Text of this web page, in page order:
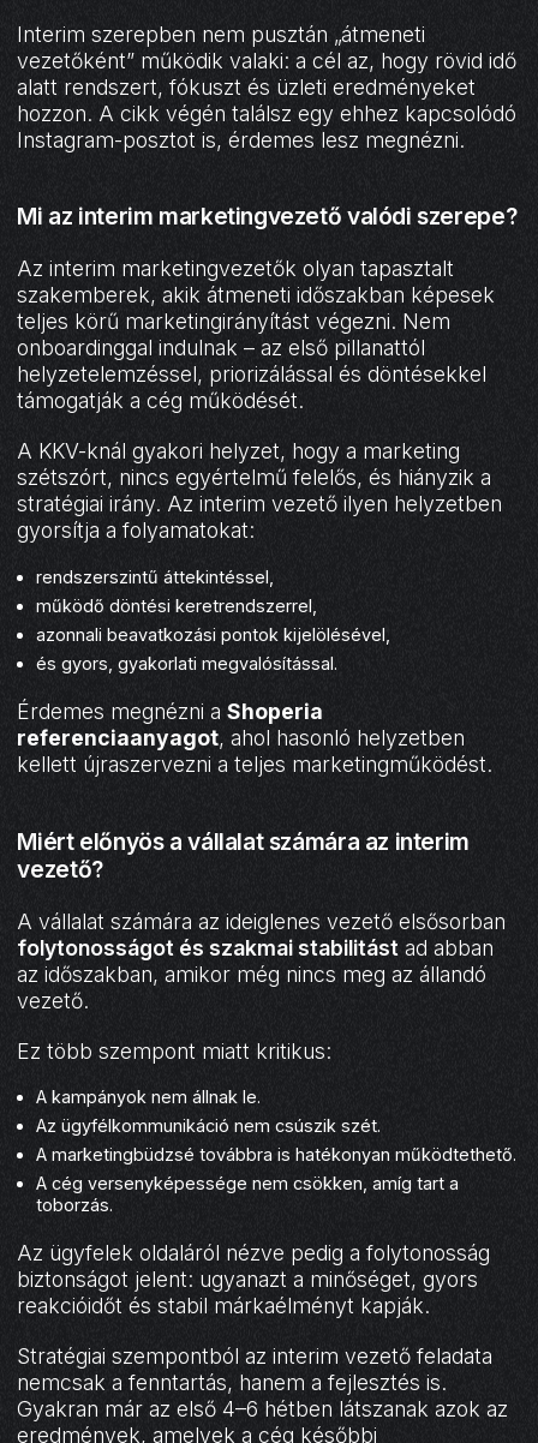
Interim szerepben nem pusztán „átmeneti
vezetőként” működik valaki: a cél az, hogy rövid idő
alatt rendszert, fókuszt és üzleti eredményeket
hozzon. A cikk végén találsz egy ehhez kapcsolódó
Instagram-posztot is, érdemes lesz megnézni.
Mi az interim marketingvezető valódi szerepe?
Az interim marketingvezetők olyan tapasztalt
szakemberek, akik átmeneti időszakban képesek
teljes körű marketingirányítást végezni. Nem
onboardinggal indulnak – az első pillanattól
helyzetelemzéssel, priorizálással és döntésekkel
támogatják a cég működését.
A KKV-knál gyakori helyzet, hogy a marketing
szétszórt, nincs egyértelmű felelős, és hiányzik a
stratégiai irány. Az interim vezető ilyen helyzetben
gyorsítja a folyamatokat:
rendszerszintű áttekintéssel,
működő döntési keretrendszerrel,
azonnali beavatkozási pontok kijelölésével,
és gyors, gyakorlati megvalósítással.
Érdemes megnézni aShoperia
referenciaanyagot, ahol hasonló helyzetben
kellett újraszervezni a teljes marketingműködést.
Miért előnyös a vállalat számára az interim
vezető?
A vállalat számára az ideiglenes vezető elsősorban
folytonosságot és szakmai stabilitást ad abban
az időszakban, amikor még nincs meg az állandó
vezető.
Ez több szempont miatt kritikus:
A kampányok nem állnak le.
Az ügyfélkommunikáció nem csúszik szét.
A marketingbüdzsé továbbra is hatékonyan működtethető.
A cég versenyképessége nem csökken, amíg tart a
toborzás.
Az ügyfelek oldaláról nézve pedig a folytonosság
biztonságot jelent: ugyanazt a minőséget, gyors
reakcióidőt és stabil márkaélményt kapják.
Stratégiai szempontból az interim vezető feladata
nemcsak a fenntartás, hanem a fejlesztés is.
Gyakran már az első 4–6 hétben látszanak azok az
eredmények, amelyek a cég későbbi